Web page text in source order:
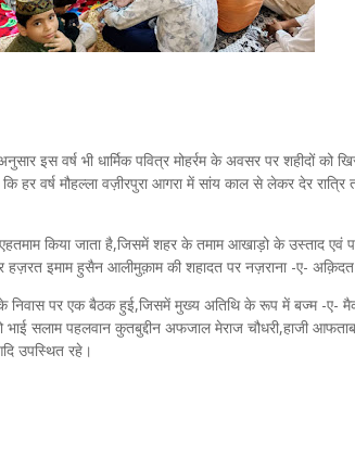
इस वर्ष भी धार्मिक पवित्र मोहर्रम के अवसर पर शहीदों
हर वर्ष मौहल्ला वज़ीरपुरा आगरा में सांय काल से लेकर देर
किया जाता है,जिसमें शहर के तमाम आखाड़ो के उस्ताद एवं
इमाम हुसैन आलीमुक़ाम की शहादत पर नज़राना -ए-
के निवास पर एक बैठक हुई,जिसमें मुख्य अतिथि के रूप में बज्म -
सलाम पहलवान कुतबुद्दीन अफजाल मेराज चौधरी,हाजी
उपस्थित रहे।